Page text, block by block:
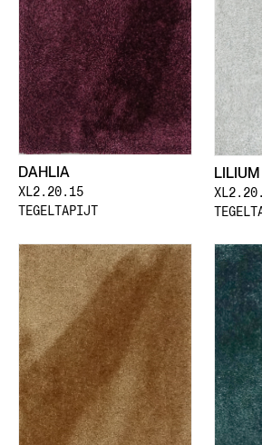
DAHLIA
XL2.20.15
TEGELTAPIJT
LILIUM